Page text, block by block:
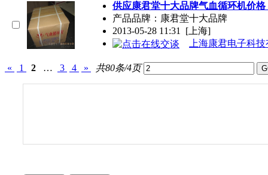
供应康君堂十大品牌气血循环机价
产品品牌 ：康君堂十大品牌
2013-05-28 11:31
[上海]
上海康君电子科技
« 1 2 … 3 4 » 共80条/4页